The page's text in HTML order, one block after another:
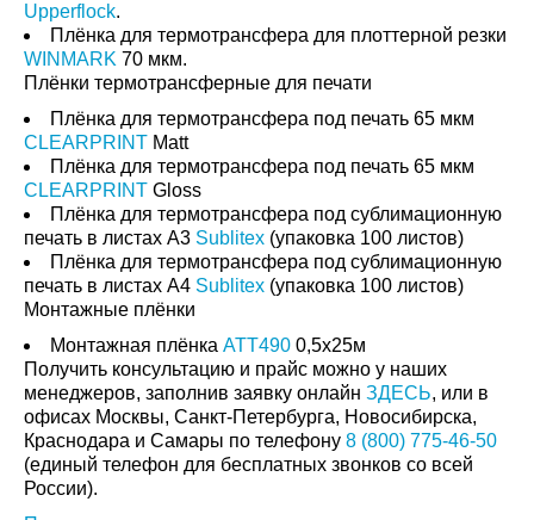
Upperflock.
Плёнка для термотрансфера для плоттерной резки
WINMARK 70 мкм.
Плёнки термотрансферные для печати
Плёнка для термотрансфера под печать 65 мкм
CLEARPRINT Matt
Плёнка для термотрансфера под печать 65 мкм
CLEARPRINT Gloss
Плёнка для термотрансфера под сублимационную
печать в листах А3 Sublitex (упаковка 100 листов)
Плёнка для термотрансфера под сублимационную
печать в листах А4 Sublitex (упаковка 100 листов)
Монтажные плёнки
Монтажная плёнка ATT490 0,5х25м
Получить консультацию и прайс можно у наших
менеджеров, заполнив заявку онлайн ЗДЕСЬ, или в
офисах Москвы, Санкт-Петербурга, Новосибирска,
Краснодара и Самары по телефону 8 (800) 775-46-50
(единый телефон для бесплатных звонков со всей
России).